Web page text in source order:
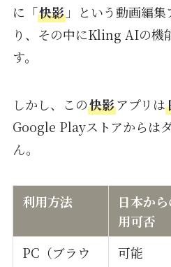
に「快影」という動画編集
り、その中にKling AIの機
す。
しかし、この快影アプリは
Google Playストアからは
ん。
利用方法 日本か
用可否
PC（ブラウ
可能